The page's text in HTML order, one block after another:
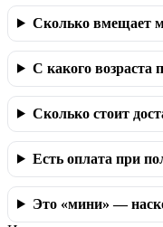
Сколько вмещает
С какого возраста
Сколько стоит
Есть оплата при
Это «мини» —